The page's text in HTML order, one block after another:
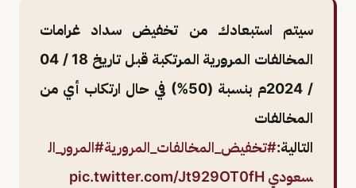
سيتم استبعادك من تخفيض سداد غرامات
المخالفات المرورية المرتكبة قبل تاريخ 18 / 04
/ 2024م بنسبة (50%) في حال ارتكاب أي من
المخالفات
التالية:#تخفيض_المخالفات_المرورية#المرور_ال
سعودي pic.twitter.com/Jt929OT0fH